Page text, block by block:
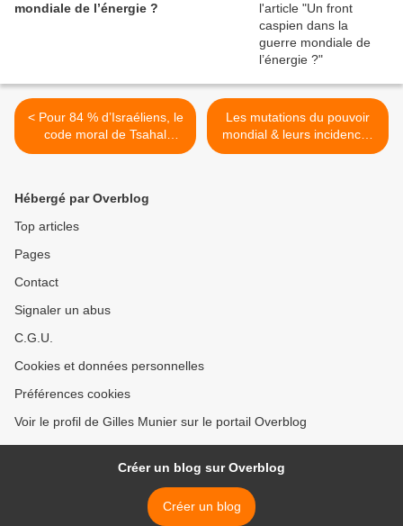
mondiale de l’énergie ?
< Pour 84 % d’Israéliens, le
code moral de Tsahal
pendant le génocide à
Les mutations du pouvoir
mondial & leurs incidences
sur la région de la mer
Hébergé par Overblog
Top articles
Pages
Contact
Signaler un abus
C.G.U.
Cookies et données personnelles
Préférences cookies
Voir le profil de Gilles Munier sur le portail Overblog
Créer un blog sur Overblog
Créer un blog